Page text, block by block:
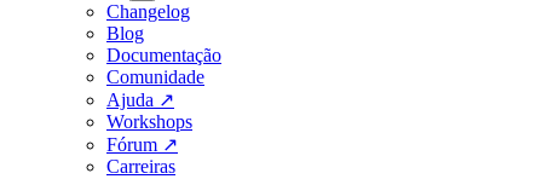
Changelog
Blog
Documentação
Comunidade
Ajuda ↗
Workshops
Fórum ↗
Carreiras